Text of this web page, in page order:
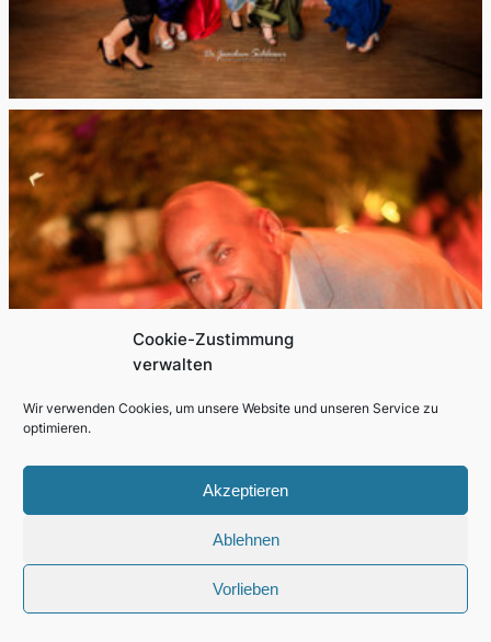
Cookie-Zustimmung
verwalten
Wir verwenden Cookies, um unsere Website und unseren Service zu
optimieren.
Akzeptieren
Ablehnen
Vorlieben